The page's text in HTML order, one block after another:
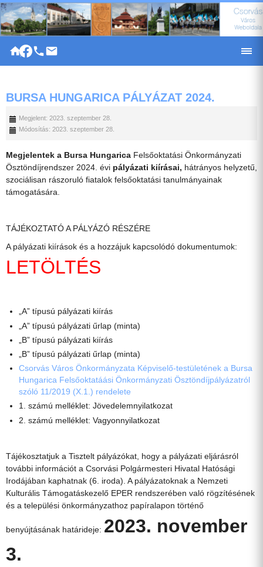
|
BURSA HUNGARICA PÁLYÁZAT 2024.
Megjelent: 2023. szeptember 28.
Módosítás: 2023. szeptember 28.
Megjelentek a Bursa Hungarica Felsőoktatási Önkormányzati
Ösztöndíjrendszer 2024. évi pályázati kiírásai, hátrányos helyzetű,
szociálisan rászoruló fiatalok felsőoktatási tanulmányainak
támogatására.
TÁJÉKOZTATÓ A PÁLYÁZÓ RÉSZÉRE
A pályázati kiírások és a hozzájuk kapcsolódó dokumentumok:
LETÖLTÉS
„A” típusú pályázati kiírás
„A” típusú pályázati űrlap (minta)
„B” típusú pályázati kiírás
„B” típusú pályázati űrlap (minta)
Csorvás Város Önkormányzata Képviselő-testületének a Bursa
Hungarica Felsőoktatáási Önkormányzati Ösztöndíjpályázatról
szóló 11/2019 (X.1.) rendelete
1. számú melléklet: Jövedelemnyilatkozat
2. számú melléklet: Vagyonnyilatkozat
Tájékosztatjuk a Tisztelt pályázókat, hogy a pályázati eljárásról
további információt a Csorvási Polgármesteri Hivatal Hatósági
Irodájában kaphatnak (6. iroda). A pályázatoknak a Nemzeti
Kulturális Támogatáskezelő EPER rendszerében való rögzítésének
és a települési önkormányzathoz papíralapon történő
benyújtásának határideje: 2023. november
3.